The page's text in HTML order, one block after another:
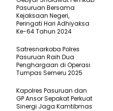
Pasuruan Bersama
Kejaksaan Negeri,
Peringati Hari Adhiyaksa
Ke-64 Tahun 2024
Satresnarkoba Polres
Pasuruan Raih Dua
Penghargaan di Operasi
Tumpas Semeru 2025
Kapolres Pasuruan dan
GP Ansor Sepakat Perkuat
Sinergi Jaga Kamtibmas